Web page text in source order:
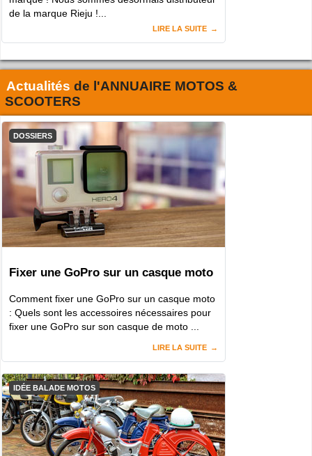
de la marque Rieju !...
LIRE LA SUITE
Actualités de l'ANNUAIRE MOTOS &
SCOOTERS
DOSSIERS
Fixer une GoPro sur un casque moto
Comment fixer une GoPro sur un casque moto
: Quels sont les accessoires nécessaires pour
fixer une GoPro sur son casque de moto ...
LIRE LA SUITE
IDÉE BALADE MOTOS